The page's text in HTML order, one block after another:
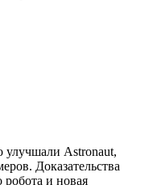
улучшали Astronaut,
Доказательства
и новая